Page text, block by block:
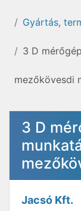
Gyártás,
3 D
mezőkövesdi
3 D
Jacsó Kft.